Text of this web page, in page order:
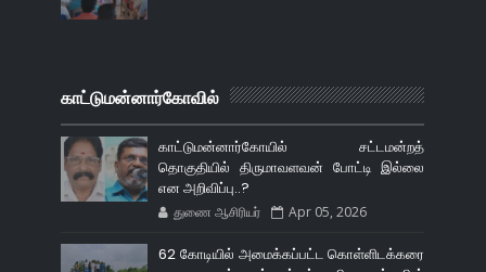
காட்டுமன்னார்கோவில்
காட்டுமன்னார்கோயில் சட்டமன்றத்
தொகுதியில் திருமாவளவன் போட்டி இல்லை
என அறிவிப்பு..?
துணை ஆசிரியர் Apr 05, 2026
62 கோடியில் அமைக்கப்பட்ட கொள்ளிடக்கரை